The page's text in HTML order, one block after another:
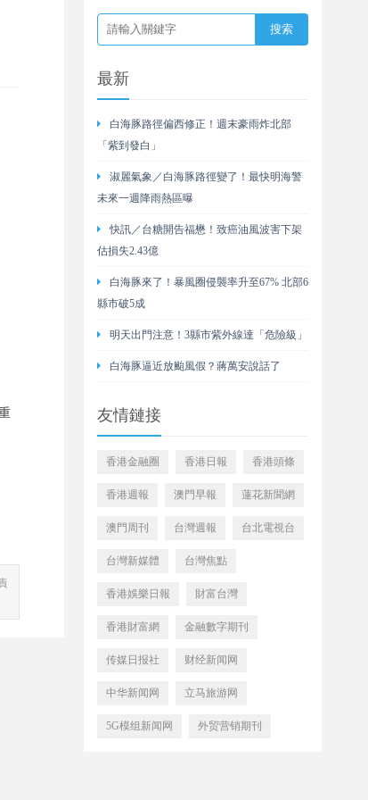
最新
白海豚路徑偏西修正！週末豪雨炸北部
「紫到發白」
淑麗氣象／白海豚路徑變了！最快明海警
未來一週降雨熱區曝
快訊／台糖開告福懋！致癌油風波害下架
估損失2.43億
白海豚來了！暴風圈侵襲率升至67% 北部6
縣市破5成
明天出門注意！3縣市紫外線達「危險級」
白海豚逼近放颱風假？蔣萬安說話了
友情鏈接
香港金融圈 香港日報 香港頭條
香港週報 澳門早報 蓮花新聞網
澳門周刊 台灣週報 台北電視台
台灣新媒體 台灣焦點
香港娛樂日報 財富台灣
香港財富網 金融數字期刊
传媒日报社 财经新闻网
中华新闻网 立马旅游网
5G模组新闻网 外贸营销期刊